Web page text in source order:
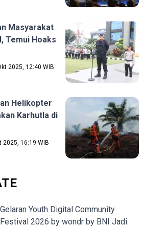
Masyarakat
Temui Hoaks
2025, 12:40 WIB
Helikopter
Karhutla di
2025, 16:19 WIB
Gelaran Youth Digital Community
Festival 2026 by wondr by BNI Jadi